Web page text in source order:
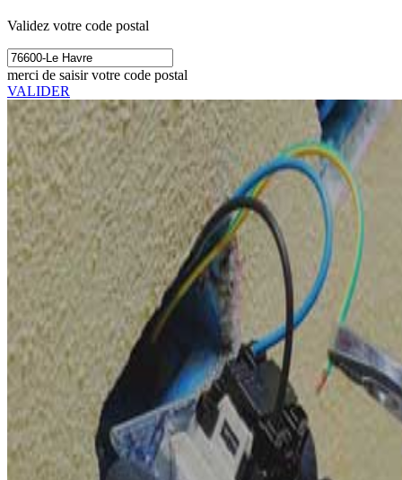
Validez votre code postal
merci de saisir votre code postal
VALIDER